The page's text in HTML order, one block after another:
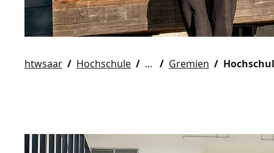
htwsaar Hochschule Gremien